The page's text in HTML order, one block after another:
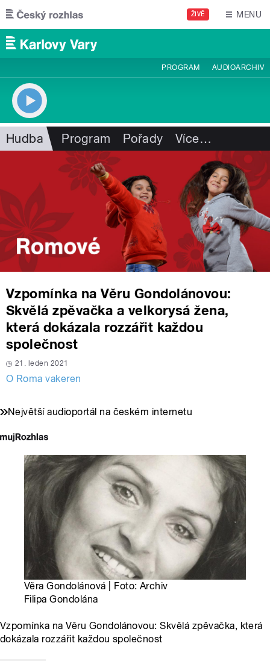
Přejít k hlavnímu obsahu
ŽIVĚ MENU
PROGRAM AUDIOARCHIV
Hudba Program Pořady Více…
Vzpomínka na Věru Gondolánovou:
Skvělá zpěvačka a velkorysá žena,
která dokázala rozzářit každou
společnost
21. leden 2021
O Roma vakeren
Největší audioportál na českém internetu
Věra Gondolánová | Foto: Archiv
Filipa Gondolána
Vzpomínka na Věru Gondolánovou: Skvělá zpěvačka, která
dokázala rozzářit každou společnost